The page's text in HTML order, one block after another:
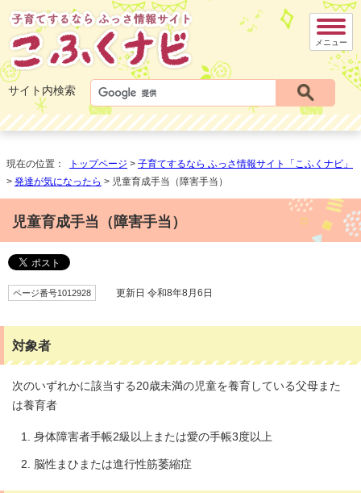
サイト内検索
メニュー
現在の位置： トップページ > 子育てするなら ふっさ情報サイト「こふくナビ」
> 発達が気になったら > 児童育成手当（障害手当）
児童育成手当（障害手当）
ページ番号1012928 更新日 令和8年8月6日
対象者
次のいずれかに該当する20歳未満の児童を養育している父母また
は養育者
身体障害者手帳2級以上または愛の手帳3度以上
脳性まひまたは進行性筋萎縮症